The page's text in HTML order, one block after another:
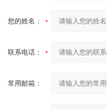
您的姓名：
联系电话：
常用邮箱：